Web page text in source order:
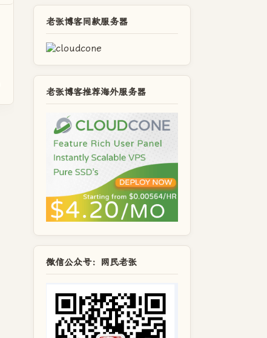
老张博客同款服务器
老张博客推荐海外服务器
微信公众号：网民老张